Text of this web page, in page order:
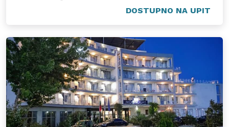
DOSTUPNO NA UPIT